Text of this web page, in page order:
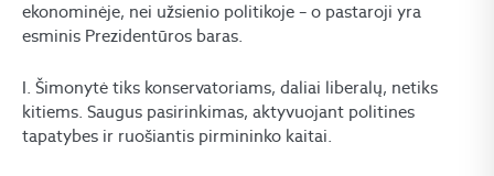
ekonominėje, nei užsienio politikoje – o pastaroji yra
esminis Prezidentūros baras.
I. Šimonytė tiks konservatoriams, daliai liberalų, netiks
kitiems. Saugus pasirinkimas, aktyvuojant politines
tapatybes ir ruošiantis pirmininko kaitai.